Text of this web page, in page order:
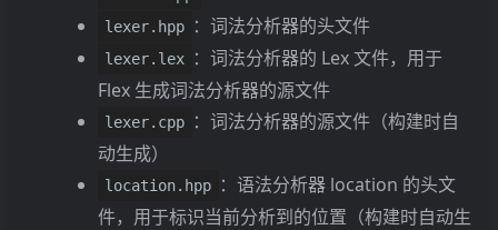
lexer.hpp
：词法分析器的头文件
lexer.lex
：词法分析器的 Lex 文件，用于
Flex 生成词法分析器的源文件
lexer.cpp
：词法分析器的源文件（构建时自
动生成）
location.hpp
：语法分析器 location 的头文
件，用于标识当前分析到的位置（构建时自动生